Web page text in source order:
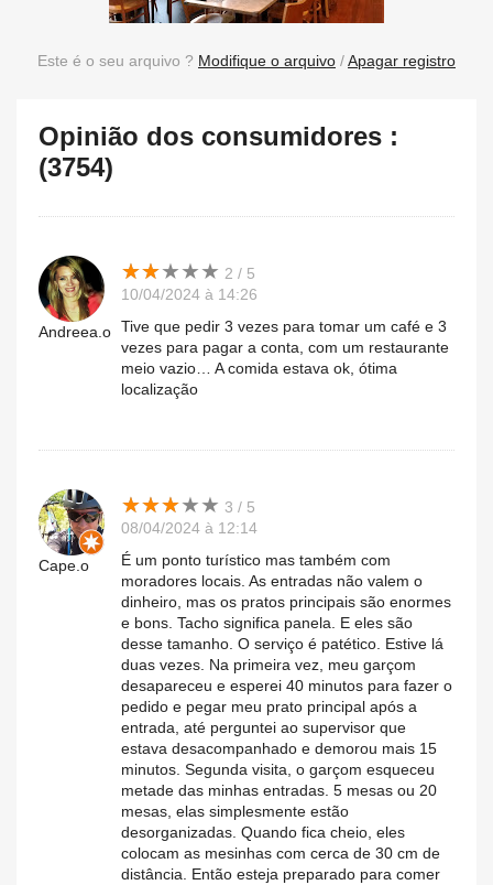
Este é o seu arquivo ? Modifique o arquivo /Apagar registro
Opinião dos consumidores :
(3754)
Andreea.o
★★★★★
★★★★★ 2 / 5
10/04/2024 à 14:26
Tive que pedir 3 vezes para tomar um café e 3
vezes para pagar a conta, com um restaurante
meio vazio… A comida estava ok, ótima
localização
Cape.o
★★★★★
★★★★★ 3 / 5
08/04/2024 à 12:14
É um ponto turístico mas também com
moradores locais. As entradas não valem o
dinheiro, mas os pratos principais são enormes
e bons. Tacho significa panela. E eles são
desse tamanho. O serviço é patético. Estive lá
duas vezes. Na primeira vez, meu garçom
desapareceu e esperei 40 minutos para fazer o
pedido e pegar meu prato principal após a
entrada, até perguntei ao supervisor que
estava desacompanhado e demorou mais 15
minutos. Segunda visita, o garçom esqueceu
metade das minhas entradas. 5 mesas ou 20
mesas, elas simplesmente estão
desorganizadas. Quando fica cheio, eles
colocam as mesinhas com cerca de 30 cm de
distância. Então esteja preparado para comer